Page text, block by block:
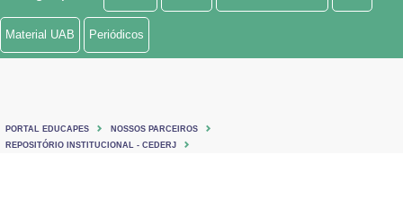
Ministério de Minas e Energia
Ministério do Turismo
Material UAB Periódicos
PORTAL EDUCAPES
NOSSOS PARCEIROS
REPOSITÓRIO INSTITUCIONAL - CEDERJ